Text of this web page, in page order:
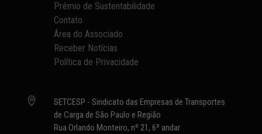
Prêmio de Sustentabilidade
Contato
Área do Associado
Receber Notícias
Política de Privacidade

SETCESP - Sindicato das Empresas de Transportes
de Carga de São Paulo e Região
Rua Orlando Monteiro, nº 21, 6º andar